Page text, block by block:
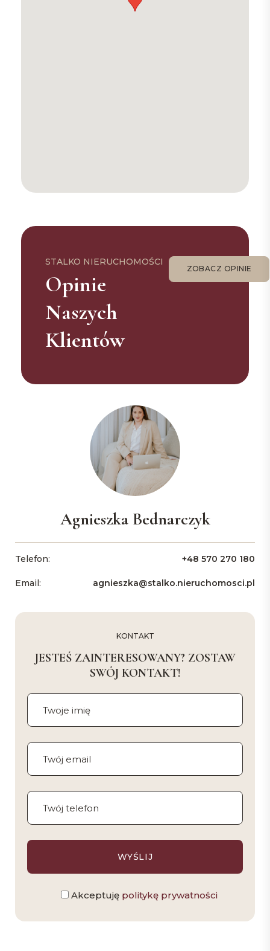
STALKO NIERUCHOMOŚCI
Opinie
Naszych
Klientów
ZOBACZ OPINIE
Agnieszka Bednarczyk
Telefon: +48 570 270 180
Email: agnieszka@stalko.nieruchomosci.pl
KONTAKT
JESTEŚ ZAINTERESOWANY? ZOSTAW
SWÓJ KONTAKT!
Akceptuję politykę prywatności